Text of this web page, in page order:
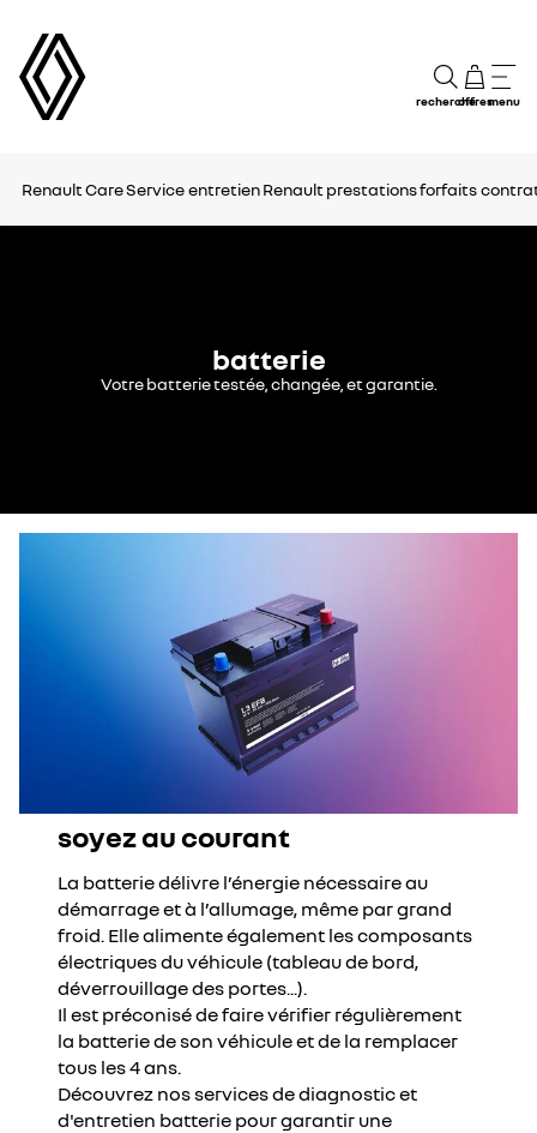
rechercheoffresmenu
Renault Care Service entretien Renault prestationsforfaits
batterie
Votre batterie testée, changée, et garantie.
soyez au courant
La batterie délivre l’énergie nécessaire au
démarrage et à l’allumage, même par grand
froid. Elle alimente également les composants
électriques du véhicule (tableau de bord,
déverrouillage des portes...).
Il est préconisé de faire vérifier régulièrement
la batterie de son véhicule et de la remplacer
tous les 4 ans.
Découvrez nos services de diagnostic et
d'entretien batterie pour garantir une